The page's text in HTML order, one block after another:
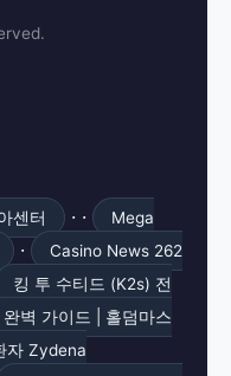
센터 · ·
Mega
·
Casino News 262
킹 투 수티드 (K2s) 전
벽 가이드 | 홀덤마스
자 Zydena